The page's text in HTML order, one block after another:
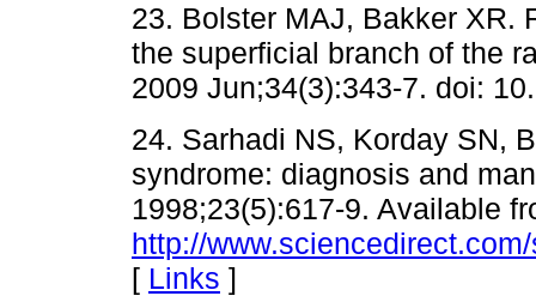
23. Bolster MAJ, Bakker XR.
the superficial branch of the
2009 Jun;34(3):343-7. doi:
24. Sarhadi NS, Korday SN,
syndrome: diagnosis and
1998;23(5):617-9. Available
http://
[ Links ]